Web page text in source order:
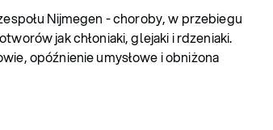
Nijmegen - choroby, w przebiegu
jak chłoniaki, glejaki i rdzeniaki.
opóźnienie umysłowe i obniżona